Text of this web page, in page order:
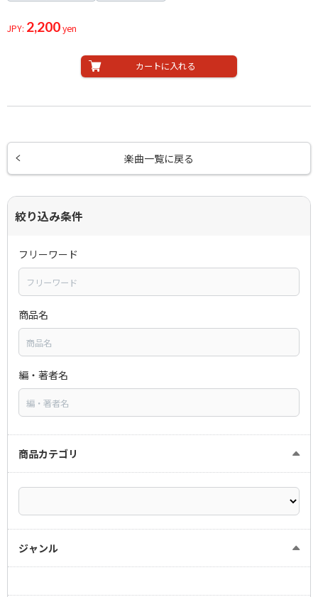
JPY: 2,200yen
カートに入れる
楽曲一覧に戻る
絞り込み条件
フリーワード
商品名
編・著者名
商品カテゴリ
ジャンル